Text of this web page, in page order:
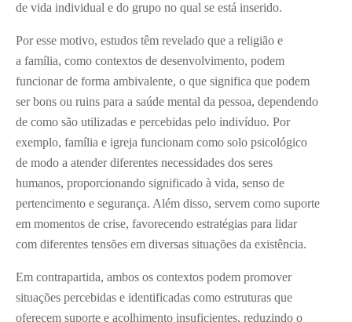
de vida individual e do grupo no qual se está inserido.
Por esse motivo, estudos têm revelado que a religião e
a família, como contextos de desenvolvimento, podem
funcionar de forma ambivalente, o que significa que podem
ser bons ou ruins para a saúde mental da pessoa, dependendo
de como são utilizadas e percebidas pelo indivíduo. Por
exemplo, família e igreja funcionam como solo psicológico
de modo a atender diferentes necessidades dos seres
humanos, proporcionando significado à vida, senso de
pertencimento e segurança. Além disso, servem como suporte
em momentos de crise, favorecendo estratégias para lidar
com diferentes tensões em diversas situações da existência.
Em contrapartida, ambos os contextos podem promover
situações percebidas e identificadas como estruturas que
oferecem suporte e acolhimento insuficientes, reduzindo o